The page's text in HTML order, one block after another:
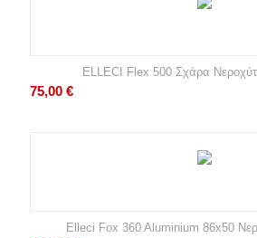
ELLECI Flex 500 Σχάρα
75,00 €
Elleci Fox 360 Aluminium 86x50